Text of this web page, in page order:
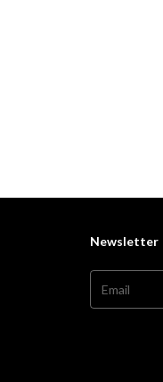
Newsletter